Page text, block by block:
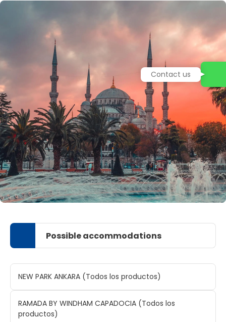
Possible accommodations
NEW PARK ANKARA (Todos los productos)
RAMADA BY WINDHAM CAPADOCIA (Todos los
productos)
Contact us